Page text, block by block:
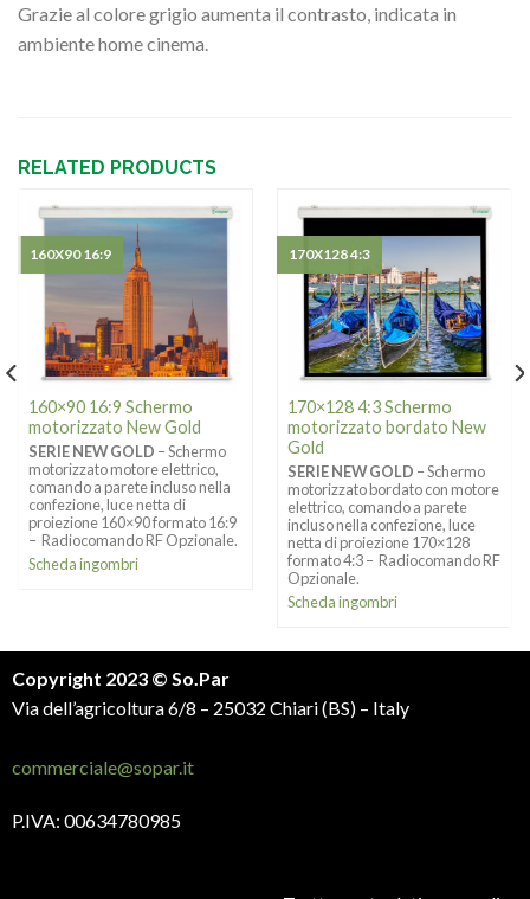
Grazie al colore grigio aumenta il contrasto, indicata in
ambiente home cinema.
RELATED PRODUCTS
160×90 16:9 Schermo
motorizzato New Gold
SERIE NEW GOLD – Schermo
motorizzato motore elettrico,
comando a parete incluso nella
confezione, luce netta di
proiezione 160×90 formato 16:9
– Radiocomando RF Opzionale.
Scheda ingombri
160X90 16:9
170×128 4:3 Schermo
motorizzato bordato New
Gold
SERIE NEW GOLD – Schermo
motorizzato bordato con motore
elettrico, comando a parete
incluso nella confezione, luce
netta di proiezione 170×128
formato 4:3 – Radiocomando RF
Opzionale.
Scheda ingombri
170X128 4:3
Copyright 2023 © So.Par
Via dell’agricoltura 6/8 – 25032 Chiari (BS) – Italy
commerciale@sopar.it
P.IVA: 00634780985